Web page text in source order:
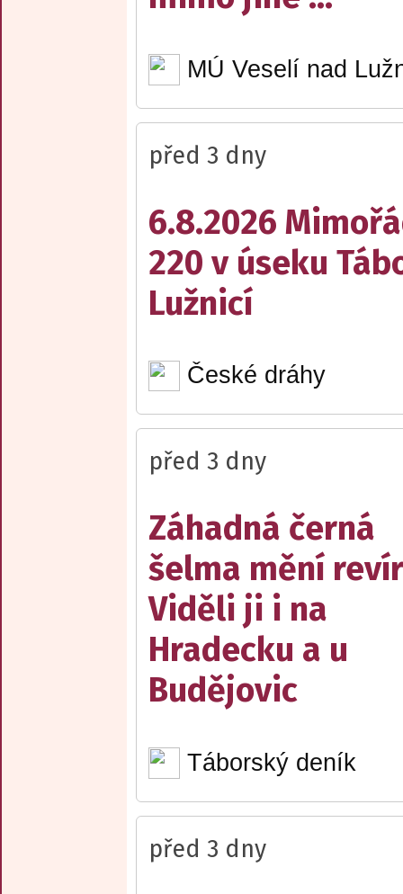
MÚ Veselí nad
před 3 dny
6.8.2026
220 v úseku
Lužnicí
České dráhy
před 3 dny
Záhadná černá
šelma mění
Viděli ji i na
Hradecku a u
Budějovic
Táborský deník
před 3 dny